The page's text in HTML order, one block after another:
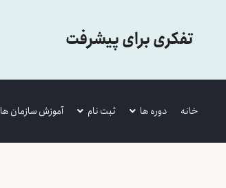
تفکری برای پیشرفت
خانه دوره ها ثبت نام آموزش سازمان ها